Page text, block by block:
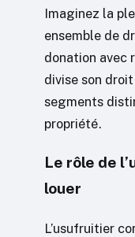
Imaginez la
ensemble de
donation avec
divise son
segments
propriété.
Le rôle de
louer
L’usufruitier